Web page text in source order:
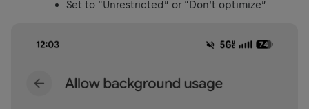
Set to “Unrestricted” or “Don’t optimize”